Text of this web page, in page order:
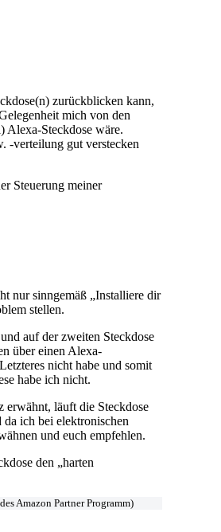
zurückblicken kann,
mich von den
Alexa-Steckdose wäre.
-verteilung gut verstecken
Steuerung meiner
nur sinngemäß „Installiere dir
stellen.
auf der zweiten Steckdose
über einen Alexa-
nicht habe und somit
habe ich nicht.
erwähnt, läuft die Steckdose
ich bei elektronischen
und euch empfehlen.
den „harten
Amazon Partner Programm)